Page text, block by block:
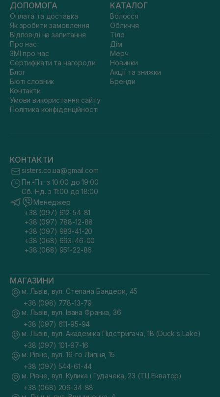
ДОПОМОГА
Оплата та доставка
Як зробити замовлення
Відповіді на запитання
Про нас
ЗМІ про нас
Сертифікати та нагороди
Блог
Бюті словник
Контакти
Умови використання сайту
Політика конфіденційності
КАТАЛОГ
Волосся
Обличчя
Тіло
Дім
Мерч
Новинки
Акції та знижки
Бренди
КОНТАКТИ
sisters.co.ua@gmail.com
Пн.-Пт. з 10:00 до 19:00
Сб.-Нд. з 11:00 до 18:00
Менеджер
+38 (097) 612-54-81
+38 (097) 788-12-88
+38 (097) 983-41-20
+38 (068) 693-46-00
+38 (068) 951-22-86
МАГАЗИНИ
м. Львів, вул. Степана Бандери, 45
+38 (098) 778-13-79
м. Львів, вул. Івана Франка, 36
+38 (097) 611-95-94
м. Львів, вул. Академіка Підстригача, 1В (Duck's Lake)
+38 (097) 101-97-16
м. Рівне, вул. 16-го Липня, 15
+38 (097) 544-61-44
м. Рівне, вул. Кулика і Гудачека, 23 (ТЦ Екватор)
+38 (068) 209-34-88